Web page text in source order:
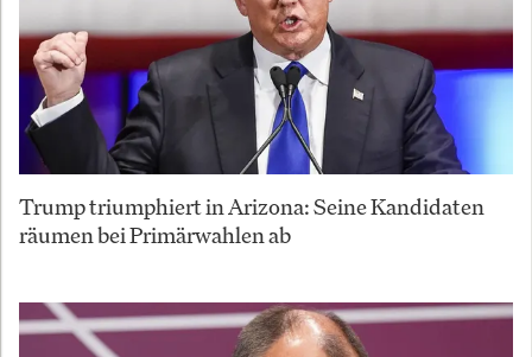
Trump triumphiert in Arizona: Seine Kandidaten
räumen bei Primärwahlen ab